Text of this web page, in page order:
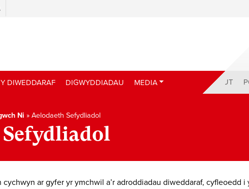
Y DIWEDDARAF DIGWYDDIADAU MEDIA ABOUT
Ni » Aelodaeth Sefydliadol
ar gyfer yr ymchwil a’r adroddiadau diweddaraf, cyfleoedd i